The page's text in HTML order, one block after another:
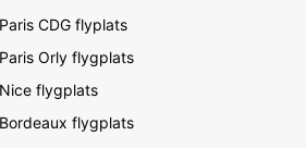
Paris CDG flyplats
Paris Orly flygplats
Nice flygplats
Bordeaux flygplats